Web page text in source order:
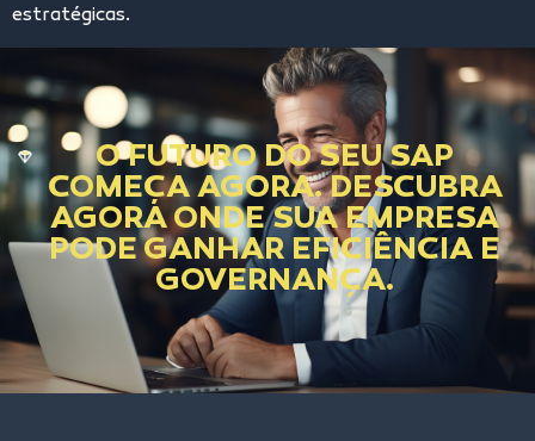
estratégicas.
O FUTURO DO SEU SAP
COMEÇA AGORA. DESCUBRA
AGORA ONDE SUA EMPRESA
PODE GANHAR EFICIÊNCIA E
GOVERNANÇA.